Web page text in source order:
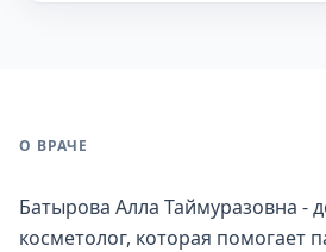
О ВРАЧЕ
Батырова Алла Таймуразовна -
косметолог, которая помогает